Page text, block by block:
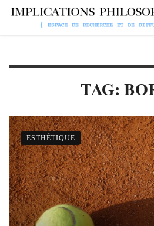
TAG:
ESTHÉTIQUE